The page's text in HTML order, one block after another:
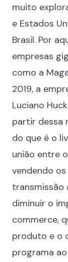
muito
e Estados
Brasil. Por
empresas
como a
2019, a
Luciano
partir dessa
do que é o
união entre o
vendendo
transmissão
diminuir o
commerce,
produto e o
programa